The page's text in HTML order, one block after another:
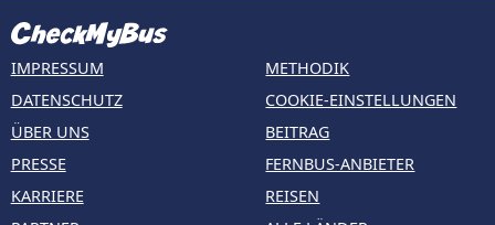
IMPRESSUM
DATENSCHUTZ
ÜBER UNS
PRESSE
KARRIERE
METHODIK
COOKIE-EINSTELLUNGEN
BEITRAG
FERNBUS-ANBIETER
REISEN